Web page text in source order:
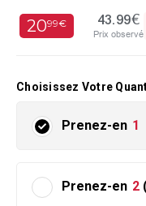
2099€ 43.99€
Prix observé
Choisissez Votre
Prenez-en 1
Prenez-en 2